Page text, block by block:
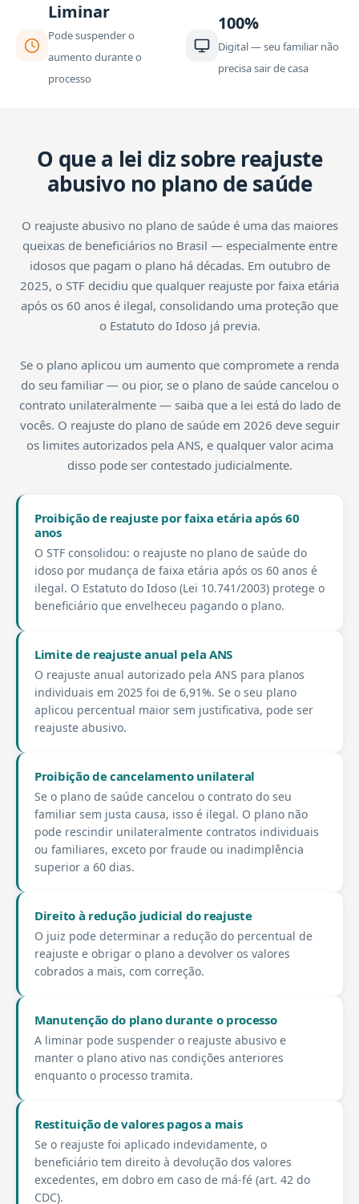
Liminar
Pode suspender o
aumento durante o
processo
100%
Digital — seu familiar não
precisa sair de casa
O que a lei diz sobre reajuste
abusivo no plano de saúde
O reajuste abusivo no plano de saúde é uma das maiores
queixas de beneficiários no Brasil — especialmente entre
idosos que pagam o plano há décadas. Em outubro de
2025, o STF decidiu que qualquer reajuste por faixa etária
após os 60 anos é ilegal, consolidando uma proteção que
o Estatuto do Idoso já previa.
Se o plano aplicou um aumento que compromete a renda
do seu familiar — ou pior, se o plano de saúde cancelou o
contrato unilateralmente — saiba que a lei está do lado de
vocês. O reajuste do plano de saúde em 2026 deve seguir
os limites autorizados pela ANS, e qualquer valor acima
disso pode ser contestado judicialmente.
Proibição de reajuste por faixa etária após 60
anos
O STF consolidou: o reajuste no plano de saúde do
idoso por mudança de faixa etária após os 60 anos é
ilegal. O Estatuto do Idoso (Lei 10.741/2003) protege o
beneficiário que envelheceu pagando o plano.
Limite de reajuste anual pela ANS
O reajuste anual autorizado pela ANS para planos
individuais em 2025 foi de 6,91%. Se o seu plano
aplicou percentual maior sem justificativa, pode ser
reajuste abusivo.
Proibição de cancelamento unilateral
Se o plano de saúde cancelou o contrato do seu
familiar sem justa causa, isso é ilegal. O plano não
pode rescindir unilateralmente contratos individuais
ou familiares, exceto por fraude ou inadimplência
superior a 60 dias.
Direito à redução judicial do reajuste
O juiz pode determinar a redução do percentual de
reajuste e obrigar o plano a devolver os valores
cobrados a mais, com correção.
Manutenção do plano durante o processo
A liminar pode suspender o reajuste abusivo e
manter o plano ativo nas condições anteriores
enquanto o processo tramita.
Restituição de valores pagos a mais
Se o reajuste foi aplicado indevidamente, o
beneficiário tem direito à devolução dos valores
excedentes, em dobro em caso de má-fé (art. 42 do
CDC).